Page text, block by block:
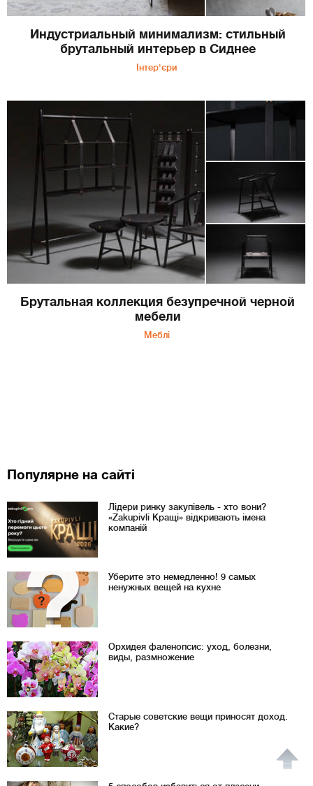
Индустриальный минимализм: стильный
брутальный интерьер в Сиднее
Інтер'єри
Брутальная коллекция безупречной черной
мебели
Меблі
Популярне на сайті
Лідери ринку закупівель - хто вони?
«Zakupivli Кращі» відкривають імена
компаній
Уберите это немедленно! 9 самых
ненужных вещей на кухне
Орхидея фаленопсис: уход, болезни,
виды, размножение
Старые советские вещи приносят доход.
Какие?